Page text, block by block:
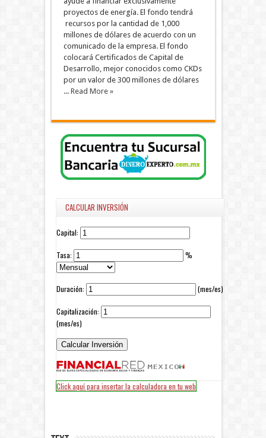
proyectos de energía. El fondo tendrá
recursos por la cantidad de 1,000
millones de dólares de acuerdo con un
comunicado de la empresa. El fondo
colocará Certificados de Capital de
Desarrollo, mejor conocidos como CKDs
por un valor de 300 millones de dólares
... Read More »